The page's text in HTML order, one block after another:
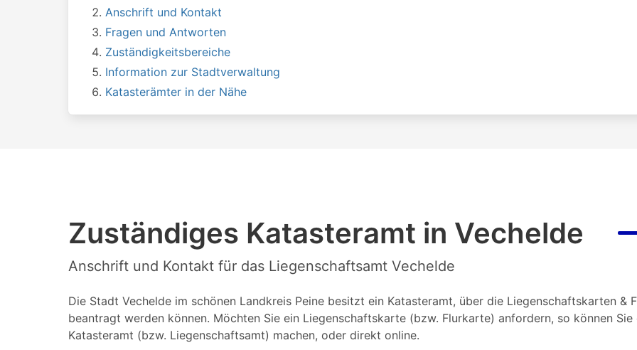
Anschrift und Kontakt
Fragen und Antworten
Zuständigkeitsbereiche
Information zur Stadtverwaltung
Katasterämter in der Nähe
Zuständiges Katasteramt in Vechelde
Anschrift und Kontakt für das Liegenschaftsamt Vechelde
Die Stadt Vechelde im schönen Landkreis Peine besitzt ein Katasteramt, über die Liegenschaftskarten &
beantragt werden können. Möchten Sie ein Liegenschaftskarte (bzw. Flurkarte) anfordern, so können
Katasteramt (bzw. Liegenschaftsamt) machen, oder direkt online.